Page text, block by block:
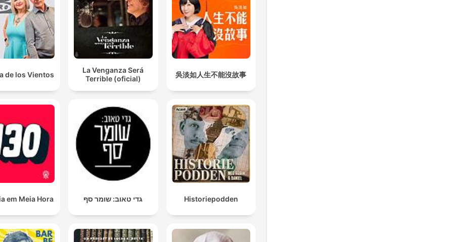
de los Vientos
La Venganza Será
Terrible (oficial)
吳淡如人生不能沒故事
em Meia Hora גדי טאוב: שומר סף Historiepodden